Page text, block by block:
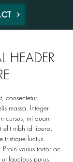
HEADER
consectetur
massa. Integer
cursus, mi quam
elit nibh id libero.
tristique luctus.
varius tortor ac
faucibus purus.